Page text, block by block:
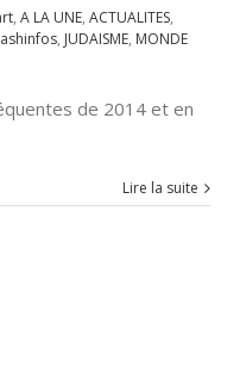
, A LA UNE, ACTUALITES,
, JUDAISME, MONDE
de 2014 et en
Lire la suite